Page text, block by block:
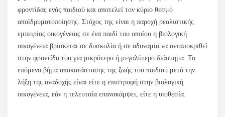
φροντίδας ενός παιδιού και αποτελεί τον κύριο θεσμό
αποϊδρυματοποίησης. Στόχος της είναι η παροχή ρεαλιστικής
εμπειρίας οικογένειας σε ένα παιδί του οποίου η βιολογική
οικογένεια βρίσκεται σε δυσκολία ή σε αδυναμία να ανταποκριθεί
στην φροντίδα του για μικρότερο ή μεγαλύτερο διάστημα. Το
επόμενο βήμα αποκατάστασης της ζωής του παιδιού μετά την
λήξη της αναδοχής είναι είτε η επιστροφή στην βιολογική
οικογένεια, εάν η τελευταία επανακάμψει, είτε η υιοθεσία.